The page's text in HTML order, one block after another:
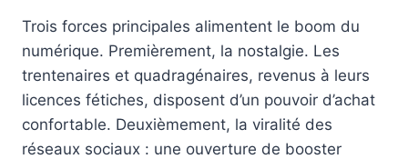
Trois forces principales alimentent le boom du
numérique. Premièrement, la nostalgie. Les
trentenaires et quadragénaires, revenus à leurs
licences fétiches, disposent d’un pouvoir d’achat
confortable. Deuxièmement, la viralité des
réseaux sociaux : une ouverture de booster